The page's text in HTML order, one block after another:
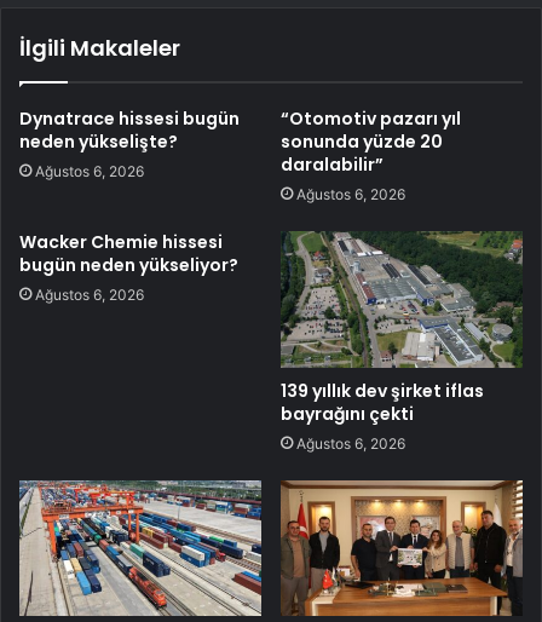
İlgili Makaleler
Dynatrace hissesi bugün
neden yükselişte?
Ağustos 6, 2026
“Otomotiv pazarı yıl
sonunda yüzde 20
daralabilir”
Ağustos 6, 2026
Wacker Chemie hissesi
bugün neden yükseliyor?
Ağustos 6, 2026
139 yıllık dev şirket iflas
bayrağını çekti
Ağustos 6, 2026